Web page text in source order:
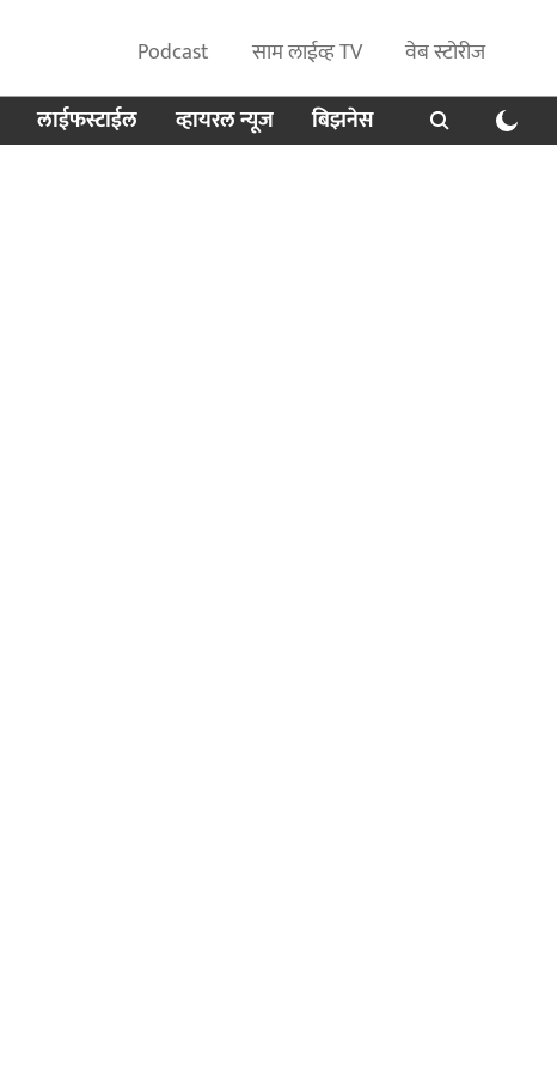
Podcast साम लाईव्ह TV
वेब स्टोरीज
लाईफस्टाईल व्हायरल न्यूज बिझनेस